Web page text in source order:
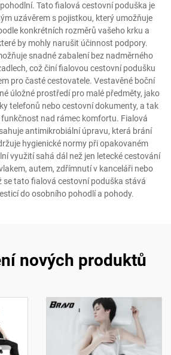
Tato fialová cestovní poduška je
uzávěrem s pojistkou, který umožňuje
konkrétních rozměrů vašeho krku a
by mohly narušit účinnost podpory.
snadné zabalení bez nadměrného
což činí fialovou cestovní podušku
pro časté cestovatele. Vestavěné boční
úložné prostředí pro malé předměty, jako
telefonů nebo cestovní dokumenty, a tak
nad rámec komfortu. Fialová
antimikrobiální úpravu, která brání
hygienické normy při opakovaném
využití sahá dál než jen letecké cestování
autem, zdřímnutí v kanceláři nebo
se tato fialová cestovní poduška stává
do osobního pohodlí a pohody.
nových produktů